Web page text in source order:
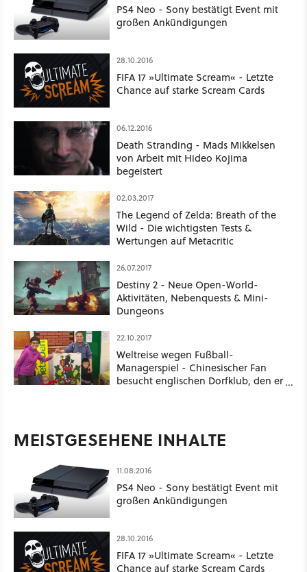
PS4 Neo - Sony bestätigt Event mit
großen Ankündigungen
28.10.2016
FIFA 17 »Ultimate Scream« - Letzte
Chance auf starke Scream Cards
06.12.2016
Death Stranding - Mads Mikkelsen
von Arbeit mit Hideo Kojima
begeistert
02.03.2017
The Legend of Zelda: Breath of the
Wild - Die wichtigsten Tests &
Wertungen auf Metacritic
26.07.2017
Destiny 2 - Neue Open-World-
Aktivitäten, Nebenquests & Mini-
Dungeons
22.10.2017
Weltreise wegen Fußball-
Managerspiel - Chinesischer Fan
besucht englischen Dorfklub, den er
MEISTGESEHENE INHALTE
11.08.2016
PS4 Neo - Sony bestätigt Event mit
großen Ankündigungen
28.10.2016
FIFA 17 »Ultimate Scream« - Letzte
Chance auf starke Scream Cards